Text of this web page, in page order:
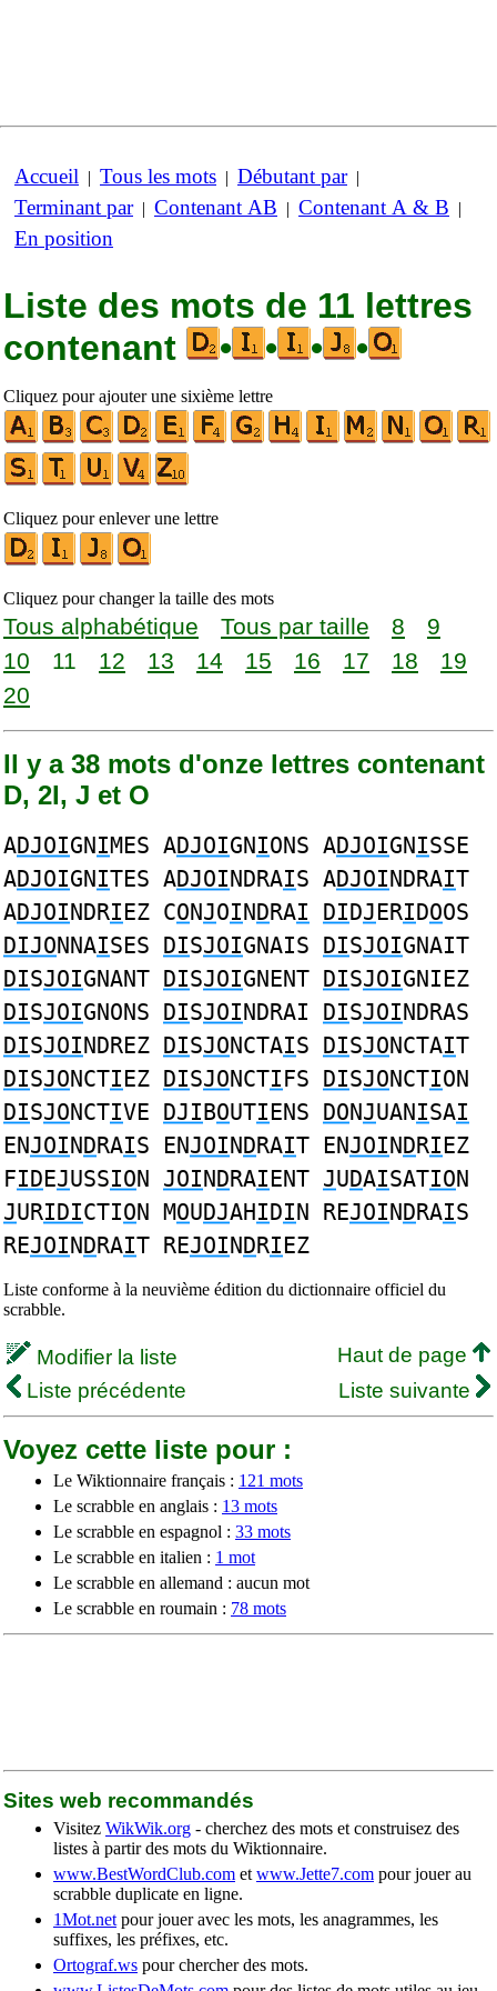
Accueil | Tous les mots | Débutant par|
Terminant par| Contenant AB | Contenant A & B |
En position
Liste des mots de 11 lettres
contenant
• • • •
Cliquez pour ajouter une sixième lettre
Cliquez pour enlever une lettre
Cliquez pour changer la taille des mots
Tous alphabétique Tous par taille 8
9
10
11 12 13 14 15 16 17 18
19
20
Il y a 38 mots d'onze lettres contenant
D, 2I, J et O
ADJOIGNIMES ADJOIGNIONS ADJOIGNISSE
ADJOIGNITES ADJOINDRAIS ADJOINDRAIT
ADJOINDRIEZ CONJOINDRAI DIDJERIDOOS
DIJONNAISES DISJOIGNAIS DISJOIGNAIT
DISJOIGNANT DISJOIGNENT DISJOIGNIEZ
DISJOIGNONS DISJOINDRAI DISJOINDRAS
DISJOINDREZ DISJONCTAIS DISJONCTAIT
DISJONCTIEZ DISJONCTIFS DISJONCTION
DISJONCTIVE DJIBOUTIENS DONJUANISAI
ENJOINDRAIS ENJOINDRAIT ENJOINDRIEZ
FIDEJUSSION JOINDRAIENT JUDAISATION
JURIDICTION MOUDJAHIDIN REJOINDRAIS
REJOINDRAIT REJOINDRIEZ
Liste conforme à la neuvième édition du dictionnaire officiel du
scrabble.
Modifier la liste
Haut de page
Liste précédente
Liste suivante
Voyez cette liste pour :
Le Wiktionnaire français : 121 mots
Le scrabble en anglais : 13 mots
Le scrabble en espagnol : 33 mots
Le scrabble en italien : 1 mot
Le scrabble en allemand : aucun mot
Le scrabble en roumain : 78 mots
Sites web recommandés
Visitez WikWik.org - cherchez des mots et construisez des
listes à partir des mots du Wiktionnaire.
www.BestWordClub.com et www.Jette7.com pour jouer au
scrabble duplicate en ligne.
1Mot.net pour jouer avec les mots, les anagrammes, les
suffixes, les préfixes, etc.
Ortograf.ws pour chercher des mots.